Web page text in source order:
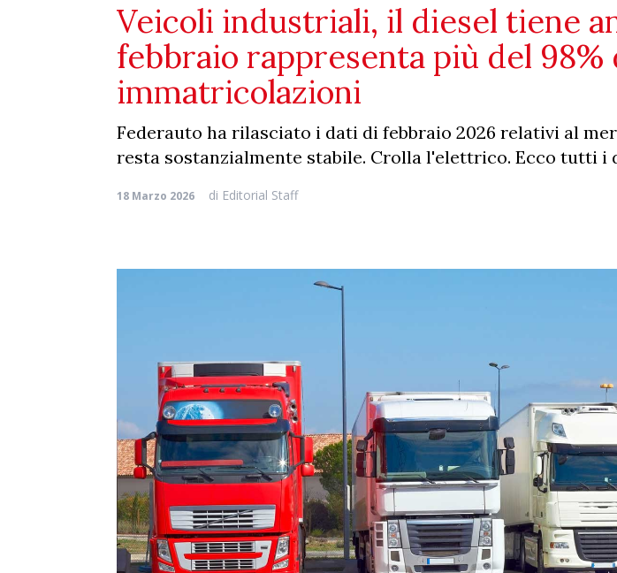
Veicoli industriali, il diesel tiene
febbraio rappresenta più del 98%
immatricolazioni
Federauto ha rilasciato i dati di febbraio 2026 relativi al
resta sostanzialmente stabile. Crolla l'elettrico. Ecco tutti i
18 Marzo 2026 di Editorial Staff